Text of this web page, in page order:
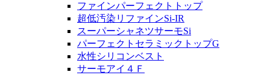
ファインパーフェクトトップ
超低汚染リファインSi-IR
スーパーシャネツサーモSi
パーフェクトセラミックトップG
水性シリコンベスト
サーモアイ４Ｆ